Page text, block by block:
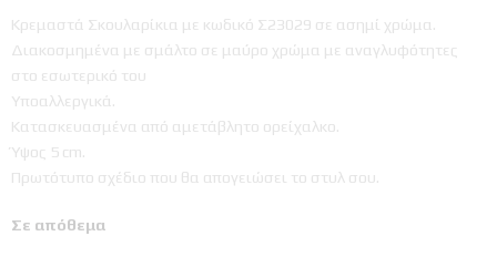
Κρεμαστά Σκουλαρίκια με κωδικό Σ23029 σε ασημί χρώμα.
Διακοσμημένα με σμάλτο σε μαύρο χρώμα με αναγλυφότητες
στο εσωτερικό του
Υποαλλεργικά.
Κατασκευασμένα από αμετάβλητο ορείχαλκο.
Ύψος 5 cm.
Πρωτότυπο σχέδιο που θα απογειώσει το στυλ σου.
Σε απόθεμα